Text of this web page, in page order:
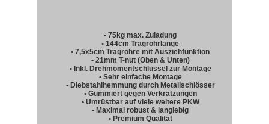
• 75kg max. Zuladung
• 144cm Tragrohrlänge
• 7,5x5cm Tragrohre mit Ausziehfunktion
• 21mm T-nut (Oben & Unten)
• Inkl. Drehmomentschlüssel zur Montage
• Sehr einfache Montage
• Diebstahlhemmung durch Metallschlösser
• Gummiert gegen Verkratzungen
• Umrüstbar auf viele weitere PKW
• Maximal robust & langlebig
• Premium Qualität